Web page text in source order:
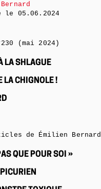
le 05.06.2024
(mai 2024)
LA SHLAGUE
LA CHIGNOLE !
de Émilien Bernard
QUE POUR SOI »